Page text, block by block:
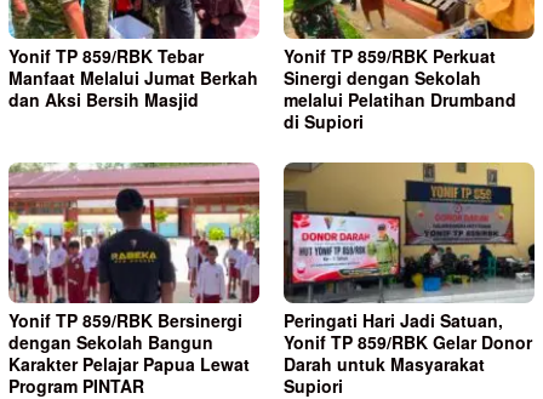
Yonif TP 859/RBK Tebar
Manfaat Melalui Jumat Berkah
dan Aksi Bersih Masjid
Yonif TP 859/RBK Perkuat
Sinergi dengan Sekolah
melalui Pelatihan Drumband
di Supiori
Yonif TP 859/RBK Bersinergi
dengan Sekolah Bangun
Karakter Pelajar Papua Lewat
Program PINTAR
Peringati Hari Jadi Satuan,
Yonif TP 859/RBK Gelar Donor
Darah untuk Masyarakat
Supiori